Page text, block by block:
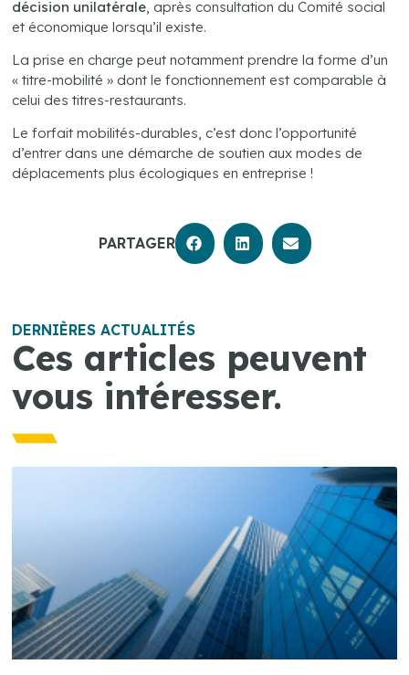
décision unilatérale , après consultation du Comité social
et économique lorsqu’il existe.
La prise en charge peut notamment prendre la forme d’un
« titre-mobilité » dont le fonctionnement est comparable à
celui des titres-restaurants.
Le forfait mobilités-durables, c’est donc l’opportunité
d’entrer dans une démarche de soutien aux modes de
déplacements plus écologiques en entreprise !
PARTAGER
DERNIÈRES ACTUALITÉS
Ces articles peuvent
vous intéresser.